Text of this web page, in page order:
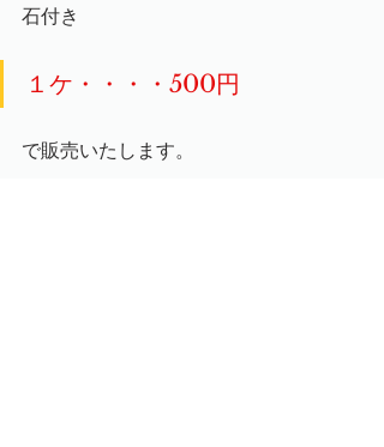
石付き
１ケ・・・・500円
で販売いたします。